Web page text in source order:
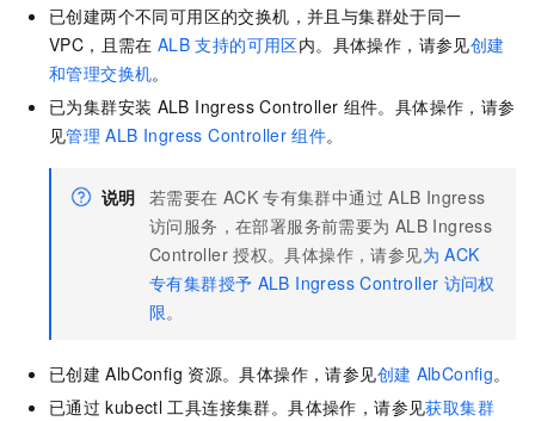
已创建两个不同可用区的交换机，并且与集群处于同一
VPC，且需在 ALB 支持的可用区内。具体操作，请参见创建
和管理交换机。
已为集群安装 ALB Ingress Controller 组件。具体操作，请参
见管理 ALB Ingress Controller 组件。
说明 若需要在 ACK 专有集群中通过 ALB Ingress
访问服务，在部署服务前需要为 ALB Ingress
Controller 授权。具体操作，请参见为 ACK
专有集群授予 ALB Ingress Controller 访问权
限。
已创建 AlbConfig 资源。具体操作，请参见创建 AlbConfig。
已通过 kubectl 工具连接集群。具体操作，请参见获取集群